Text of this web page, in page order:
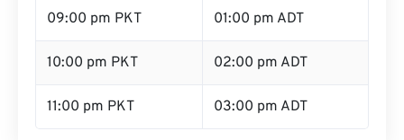
09:00 pm PKT 01:00 pm ADT
10:00 pm PKT 02:00 pm ADT
11:00 pm PKT 03:00 pm ADT